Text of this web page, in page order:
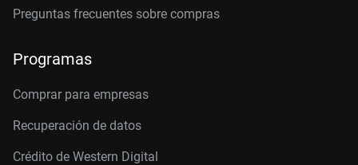
Preguntas frecuentes sobre compras
Programas
Comprar para empresas
Recuperación de datos
Crédito de Western Digital